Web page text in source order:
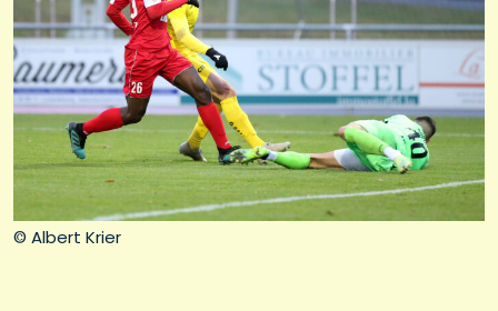
© Albert Krier